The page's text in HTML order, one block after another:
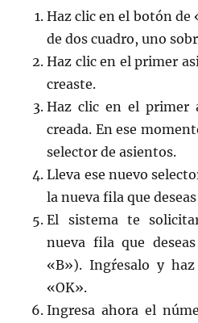
Haz clic en el botón
de dos cuadro, uno
Haz clic en el primer
creaste.
Haz clic en el primer
creada. En ese
selector de asientos.
Lleva ese nuevo
la nueva fila que
El sistema te
nueva fila que
«B»). Ingŕesalo y
«OK».
Ingresa ahora el